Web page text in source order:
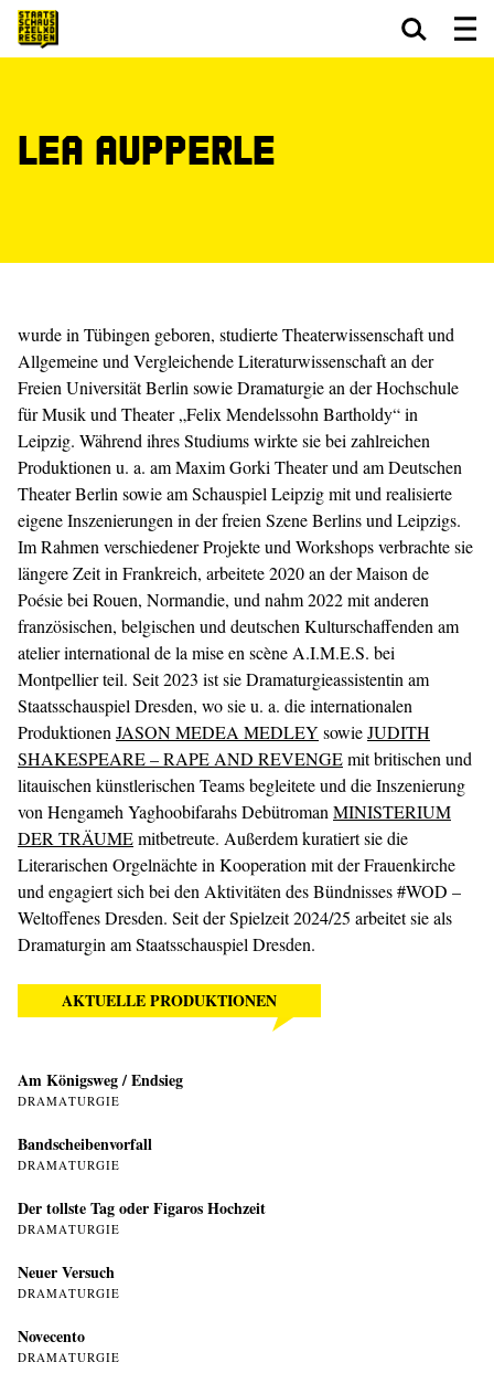
Lea Aupperle
wurde in Tübingen geboren, studierte Theaterwissenschaft und
Allgemeine und Vergleichende Literaturwissenschaft an der
Freien Universität Berlin sowie Dramaturgie an der Hochschule
für Musik und Theater „Felix Mendelssohn Bartholdy“ in
Leipzig. Während ihres Studiums wirkte sie bei zahlreichen
Produktionen u. a. am Maxim Gorki Theater und am Deutschen
Theater Berlin sowie am Schauspiel Leipzig mit und realisierte
eigene Inszenierungen in der freien Szene Berlins und Leipzigs.
Im Rahmen verschiedener Projekte und Workshops verbrachte sie
längere Zeit in Frankreich, arbeitete 2020 an der Maison de
Poésie bei Rouen, Normandie, und nahm 2022 mit anderen
französischen, belgischen und deutschen Kulturschaffenden am
atelier international de la mise en scène A.I.M.E.S. bei
Montpellier teil. Seit 2023 ist sie Dramaturgieassistentin am
Staatsschauspiel Dresden, wo sie u. a. die internationalen
Produktionen JASON MEDEA MEDLEY sowieJUDITH
SHAKESPEARE – RAPE AND REVENGEmit britischen und
litauischen künstlerischen Teams begleitete und die Inszenierung
von Hengameh Yaghoobifarahs Debütroman MINISTERIUM
DER TRÄUMEmitbetreute. Außerdem kuratiert sie die
Literarischen Orgelnächte in Kooperation mit der Frauenkirche
und engagiert sich bei den Aktivitäten des Bündnisses #WOD –
Weltoffenes Dresden. Seit der Spielzeit 2024/25 arbeitet sie als
Dramaturgin am Staatsschauspiel Dresden.
AKTUELLE PRODUKTIONEN
Am Königsweg / Endsieg
DRAMATURGIE
Bandscheibenvorfall
DRAMATURGIE
Der tollste Tag oder Figaros Hochzeit
DRAMATURGIE
Neuer Versuch
DRAMATURGIE
Novecento
DRAMATURGIE